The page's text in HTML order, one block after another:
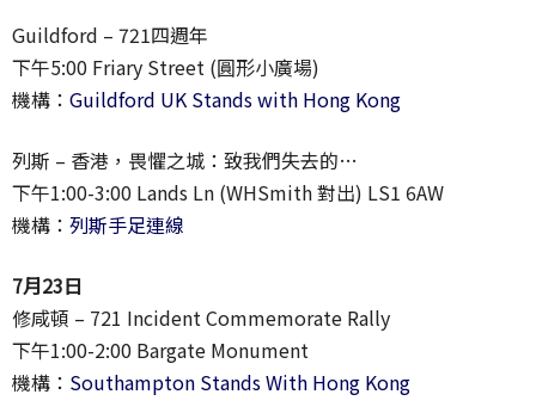
Guildford – 721四週年
下午5:00 Friary Street (圓形小廣場)
機構： Guildford UK Stands with Hong Kong
列斯 – 香港，畏懼之城：致我們失去的…
下午1:00-3:00 Lands Ln (WHSmith 對出) LS1 6AW
機構： 列斯手足連線
7月23日
修咸頓 – 721 Incident Commemorate Rally
下午1:00-2:00 Bargate Monument
機構： Southampton Stands With Hong Kong